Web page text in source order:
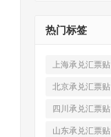
热门标签
上海承兑汇票贴
现(520)
北京承兑汇票贴
现 (912)
四川承兑汇票贴
现(790)
山东承兑汇票贴